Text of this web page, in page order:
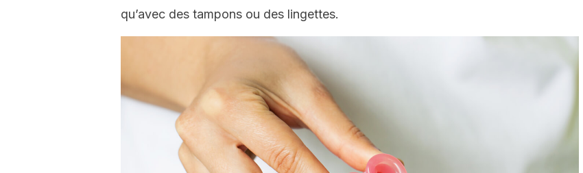
qu’avec des tampons ou des lingettes.